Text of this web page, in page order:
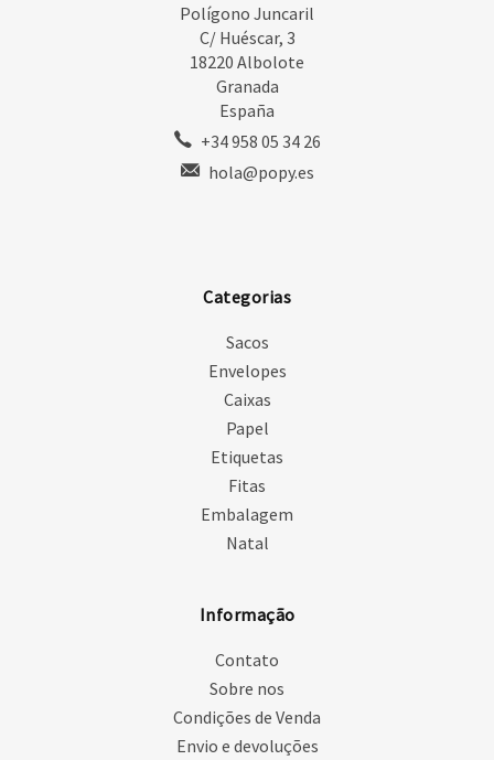
Polígono Juncaril
C/ Huéscar, 3
18220 Albolote
Granada
España
+34 958 05 34 26
hola@popy.es
Categorias
Sacos
Envelopes
Caixas
Papel
Etiquetas
Fitas
Embalagem
Natal
Informação
Contato
Sobre nos
Condições de Venda
Envio e devoluções